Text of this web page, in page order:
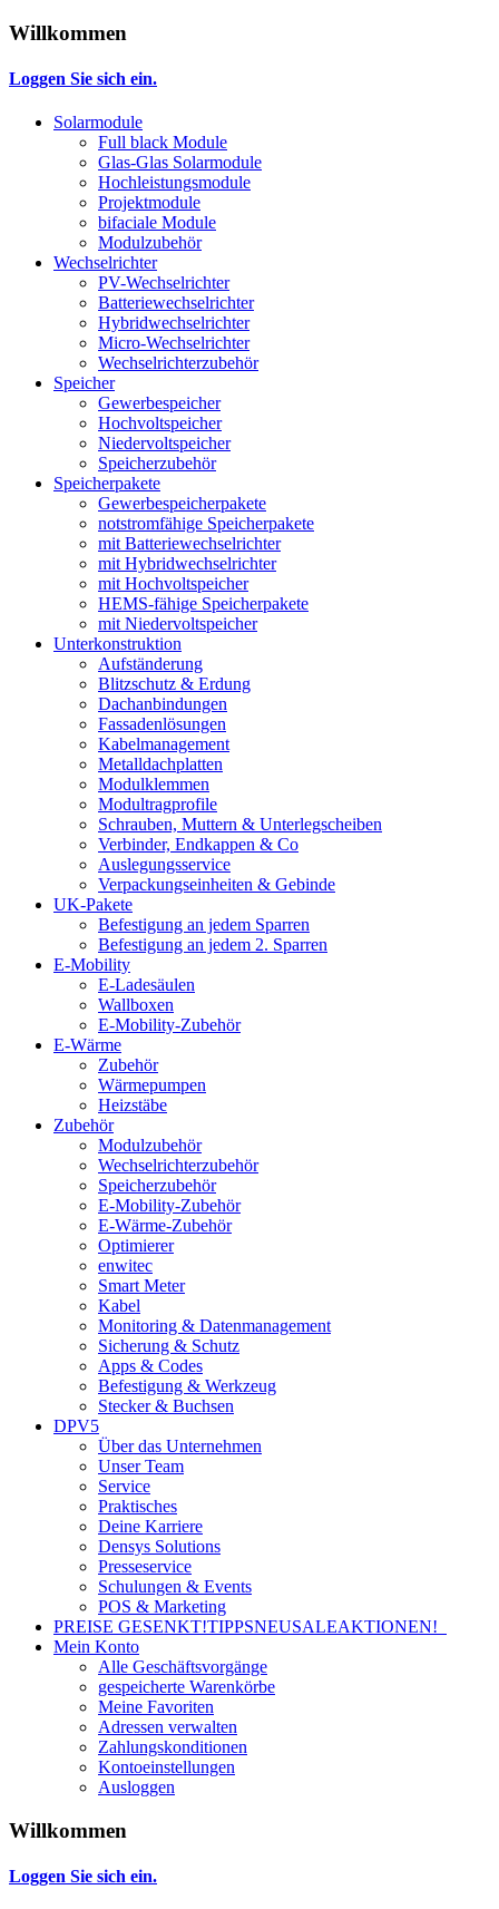
Willkommen
Loggen Sie sich ein.
Solarmodule
Full black Module
Glas-Glas Solarmodule
Hochleistungsmodule
Projektmodule
bifaciale Module
Modulzubehör
Wechselrichter
PV-Wechselrichter
Batteriewechselrichter
Hybridwechselrichter
Micro-Wechselrichter
Wechselrichterzubehör
Speicher
Gewerbespeicher
Hochvoltspeicher
Niedervoltspeicher
Speicherzubehör
Speicherpakete
Gewerbespeicherpakete
notstromfähige Speicherpakete
mit Batteriewechselrichter
mit Hybridwechselrichter
mit Hochvoltspeicher
HEMS-fähige Speicherpakete
mit Niedervoltspeicher
Unterkonstruktion
Aufständerung
Blitzschutz & Erdung
Dachanbindungen
Fassadenlösungen
Kabelmanagement
Metalldachplatten
Modulklemmen
Modultragprofile
Schrauben, Muttern & Unterlegscheiben
Verbinder, Endkappen & Co
Auslegungsservice
Verpackungseinheiten & Gebinde
UK-Pakete
Befestigung an jedem Sparren
Befestigung an jedem 2. Sparren
E-Mobility
E-Ladesäulen
Wallboxen
E-Mobility-Zubehör
E-Wärme
Zubehör
Wärmepumpen
Heizstäbe
Zubehör
Modulzubehör
Wechselrichterzubehör
Speicherzubehör
E-Mobility-Zubehör
E-Wärme-Zubehör
Optimierer
enwitec
Smart Meter
Kabel
Monitoring & Datenmanagement
Sicherung & Schutz
Apps & Codes
Befestigung & Werkzeug
Stecker & Buchsen
DPV5
Über das Unternehmen
Unser Team
Service
Praktisches
Deine Karriere
Densys Solutions
Presseservice
Schulungen & Events
POS & Marketing
PREISE GESENKT!TIPPSNEUSALEAKTIONEN!
Mein Konto
Alle Geschäftsvorgänge
gespeicherte Warenkörbe
Meine Favoriten
Adressen verwalten
Zahlungskonditionen
Kontoeinstellungen
Ausloggen
Willkommen
Loggen Sie sich ein.